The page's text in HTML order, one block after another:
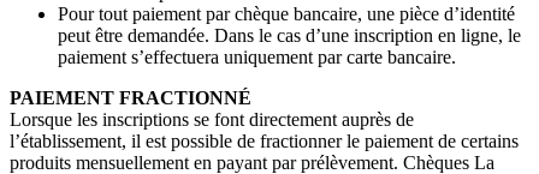
Pour tout paiement par chèque bancaire, une pièce d’identité
peut être demandée. Dans le cas d’une inscription en ligne, le
paiement s’effectuera uniquement par carte bancaire.
PAIEMENT FRACTIONNÉ
Lorsque les inscriptions se font directement auprès de
l’établissement, il est possible de fractionner le paiement de certains
produits mensuellement en payant par prélèvement. Chèques La